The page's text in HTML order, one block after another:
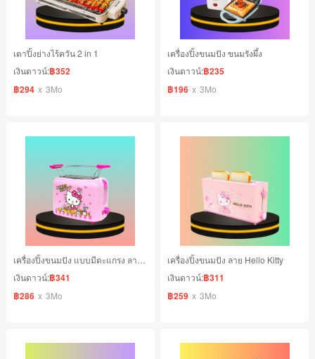
เตาปิ้งย่างไร้ควัน 2 in 1
เงินดาวน์:฿352
฿294 x 3Mo
เครื่องปิ้งขนมปัง ขนมรังผึ้ง
เงินดาวน์:฿235
฿196 x 3Mo
เงินดาวน์:฿341
฿286 x 3Mo
เครื่องปิ้งขนมปัง ลาย Hello Kitty
เงินดาวน์:฿311
฿259 x 3Mo